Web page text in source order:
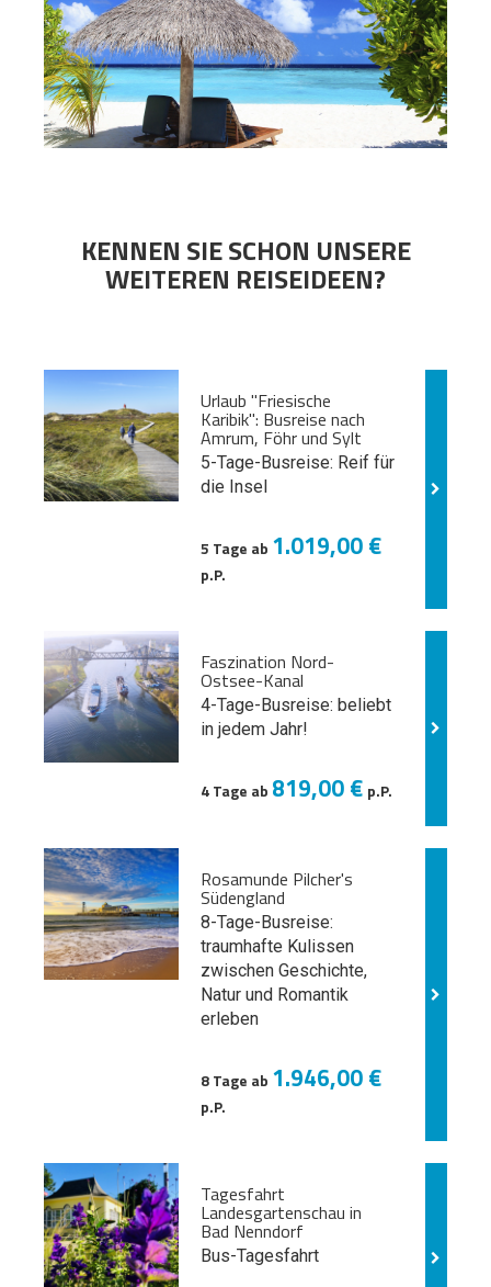
KENNEN SIE SCHON UNSERE
WEITEREN REISEIDEEN?
Urlaub "Friesische
Karibik": Busreise nach
Amrum, Föhr und Sylt
5-Tage-Busreise: Reif für
die Insel
5 Tage ab 1.019,00 €
p.P.
Faszination Nord-
Ostsee-Kanal
4-Tage-Busreise: beliebt
in jedem Jahr!
4 Tage ab 819,00 € p.P.
Rosamunde Pilcher's
Südengland
8-Tage-Busreise:
traumhafte Kulissen
zwischen Geschichte,
Natur und Romantik
erleben
8 Tage ab 1.946,00 €
p.P.
Tagesfahrt
Landesgartenschau in
Bad Nenndorf
Bus-Tagesfahrt